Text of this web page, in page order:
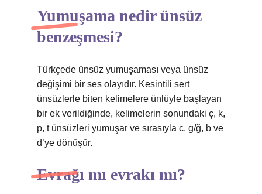
Yumuşama nedir ünsüz
benzeşmesi?
Türkçede ünsüz yumuşaması veya ünsüz
değişimi bir ses olayıdır. Kesintili sert
ünsüzlerle biten kelimelere ünlüyle başlayan
bir ek verildiğinde, kelimelerin sonundaki ç, k,
p, t ünsüzleri yumuşar ve sırasıyla c, g/ğ, b ve
d’ye dönüşür.
Evrağı mı evrakı mı?